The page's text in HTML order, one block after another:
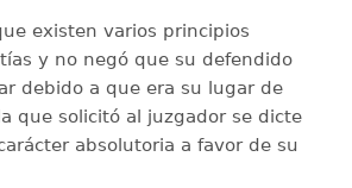
existen varios principios
y no negó que su defendido
debido a que era su lugar de
que solicitó al juzgador se dicte
absolutoria a favor de su